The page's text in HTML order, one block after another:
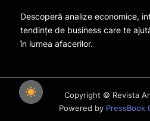
Descoperă analize economice,
tendințe de business care te
în lumea afacerilor.
Copyright © Revista
Powered by PressBook